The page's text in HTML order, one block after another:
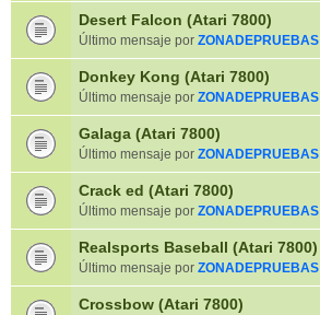
Desert Falcon (Atari 7800)
Último mensaje por ZONADEPRUEBAS
Donkey Kong (Atari 7800)
Último mensaje por ZONADEPRUEBAS
Galaga (Atari 7800)
Último mensaje por ZONADEPRUEBAS
Crack ed (Atari 7800)
Último mensaje por ZONADEPRUEBAS
Realsports Baseball (Atari 7800)
Último mensaje por ZONADEPRUEBAS
Crossbow (Atari 7800)